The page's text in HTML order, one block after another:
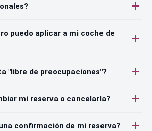
puedo aplicar a mi coche de
"libre de preocupaciones"?
mi reserva o cancelarla?
confirmación de mi reserva?